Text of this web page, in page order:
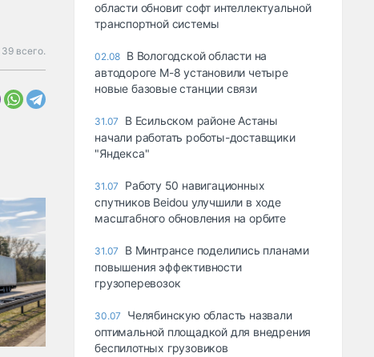
39 всего.
области обновит софт интеллектуальной
транспортной системы
02.08 В Вологодской области на
автодороге М-8 установили четыре
новые базовые станции связи
31.07
В Есильском районе Астаны
начали работать роботы-доставщики
"Яндекса"
31.07
Работу 50 навигационных
спутников Beidou улучшили в ходе
масштабного обновления на орбите
31.07
В Минтрансе поделились планами
повышения эффективности
грузоперевозок
30.07
Челябинскую область назвали
оптимальной площадкой для внедрения
беспилотных грузовиков